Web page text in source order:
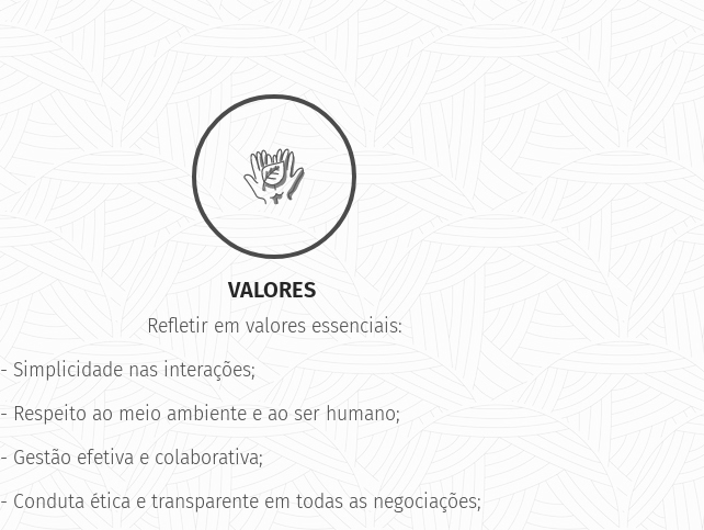
VALORES
Refletir em valores essenciais:
- Simplicidade nas interações;
- Respeito ao meio ambiente e ao ser humano;
- Gestão efetiva e colaborativa;
- Conduta ética e transparente em todas as negociações;